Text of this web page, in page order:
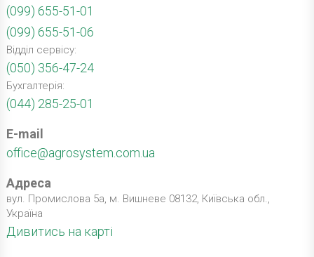
(099) 655-51-01
(099) 655-51-06
Відділ сервісу:
(050) 356-47-24
Бухгалтерія:
(044) 285-25-01
E-mail
office@agrosystem.com.ua
Адреса
вул. Промислова 5а, м. Вишневе 08132, Київська обл.,
Україна
Дивитись на карті